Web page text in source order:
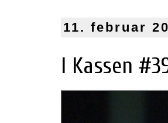
11. februar
I Kassen